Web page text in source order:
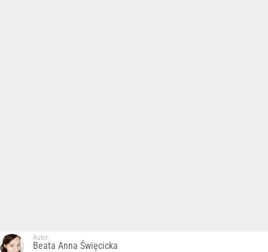
Autor:
Beata Anna Święcicka